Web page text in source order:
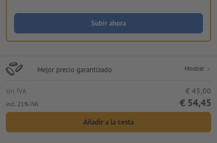
Subir ahora
Mejor precio garantizado Mostrar
sin IVA € 45,00
incl. 21% IVA € 54,45
Añadir a la cesta